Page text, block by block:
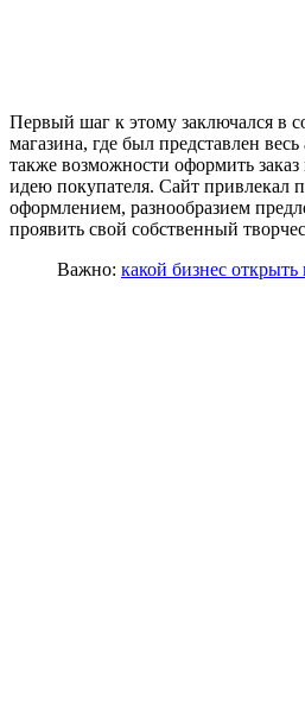
Первый шаг к этому заключался в
магазина, где был представлен
также возможности оформить
идею покупателя. Сайт привлекал
оформлением, разнообразием
проявить свой собственный
Важно: какой бизнес